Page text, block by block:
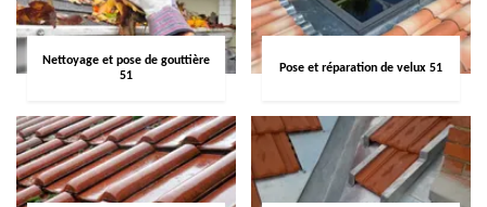
Nettoyage et pose de gouttière
51
Pose et réparation de velux 51